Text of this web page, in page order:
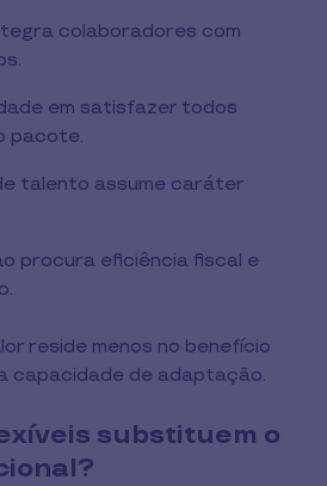
colaboradores com
em satisfazer todos
pacote.
talento assume caráter
procura eficiência fiscal e
reside menos no benefício
capacidade de adaptação.
substituem o